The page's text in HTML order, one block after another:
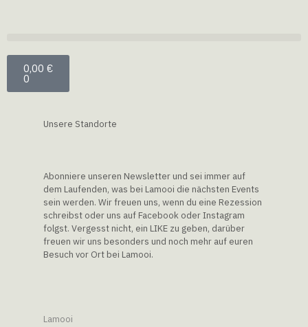
0,00 €
0
Unsere Standorte
Abonniere unseren Newsletter und sei immer auf
dem Laufenden, was bei Lamooi die nächsten Events
sein werden. Wir freuen uns, wenn du eine Rezession
schreibst oder uns auf Facebook oder Instagram
folgst. Vergesst nicht, ein LIKE zu geben, darüber
freuen wir uns besonders und noch mehr auf euren
Besuch vor Ort bei Lamooi.
Lamooi